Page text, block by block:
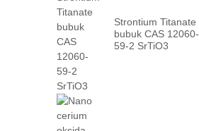
Strontium Titanate
bubuk CAS 12060-
59-2 SrTiO3